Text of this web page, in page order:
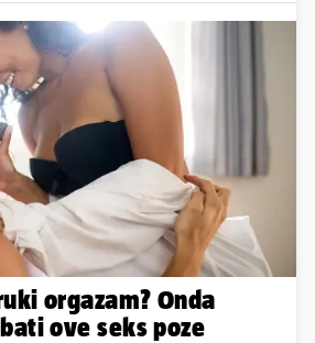
orgazam? Onda
ove seks poze